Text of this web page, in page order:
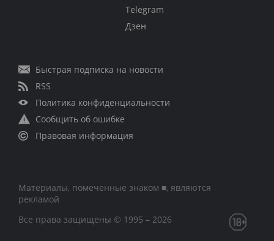
Telegram
Дзен
Быстрая подписка на новости
RSS
Политика конфиденциальности
Сообщить об ошибке
Правовая информация
Материалы, помеченные знаком ■, являются
рекламой
Все права защищены © 1995 – 2026